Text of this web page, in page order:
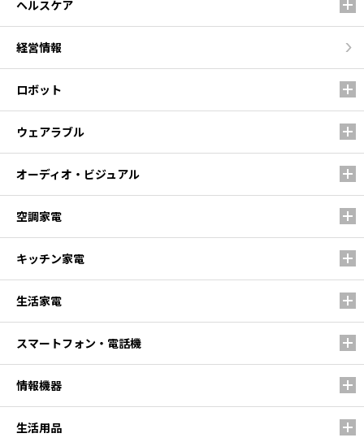
ヘルスケア
経営情報
ロボット
ウェアラブル
オーディオ・ビジュアル
空調家電
キッチン家電
生活家電
スマートフォン・電話機
情報機器
生活用品